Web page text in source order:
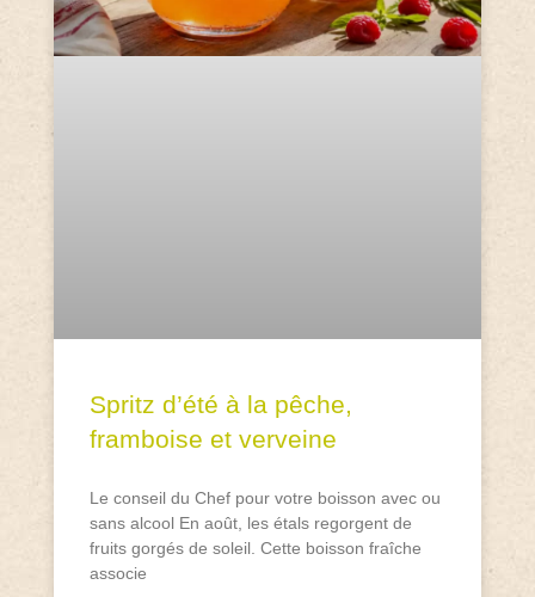
Spritz d’été à la pêche,
framboise et verveine
Le conseil du Chef pour votre boisson avec ou
sans alcool En août, les étals regorgent de
fruits gorgés de soleil. Cette boisson fraîche
associe